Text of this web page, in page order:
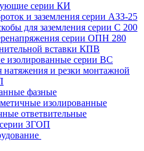
серии КИ
и заземления серии АЗЗ-25
для заземления серии С 200
серии ОПН 280
вставки КПВ
изолированные серии ВС
и резки монтажной
фазные
изолированные
ответвительные
ЗГОП